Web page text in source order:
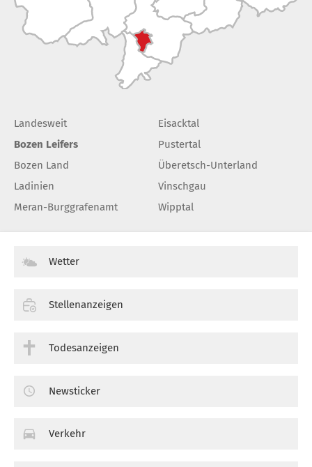
Landesweit
Bozen Leifers
Bozen Land
Ladinien
Meran-Burggrafenamt
Eisacktal
Pustertal
Überetsch-Unterland
Vinschgau
Wipptal
Wetter
Stellenanzeigen
Todesanzeigen
Newsticker
Verkehr